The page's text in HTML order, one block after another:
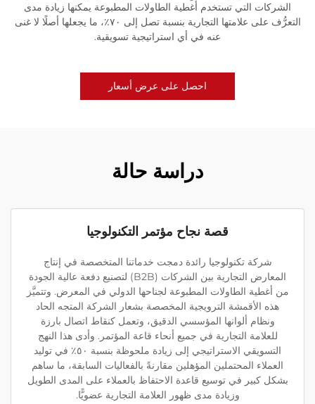
الشركات التي تستخدم أغطية الطاولات المطبوعة يمكنها زيادة مدى
التعرُّف على علامتها التجارية بنسبة تصل إلى ٧٠٪، ما يجعلها أصلًا لا غنى
عنه في أي استراتيجية تسويقية.
احصل على عرض أسعار
دراسة حالة
قصة نجاح مؤتمر التكنولوجيا
شركة تكنولوجيا رائدة دمجت خدماتنا المتخصصة في إنتاج
المعارض التجارية بين الشركات (B2B) لتصنيع دفعة عالية الجودة
من أغطية الطاولات المطبوعة لجناحها الدولي في المعرض. وتتميَّز
هذه الأقمشة الترويجية المخصصة بشعار الشركة المتجه الحاد
ونظام ألوانها المؤسسي الدقيق، وتعمل كنقاط اتصال بارزة
للعلامة التجارية في جميع أنحاء قاعة المؤتمر. وأدى هذا النهج
التسويقي الاستراتيجي إلى زيادة ملحوظة بنسبة ٥٠٪ في توليد
العملاء المحتملين المؤهلين مقارنةً بالفعاليات السابقة، ما ساهم
بشكل كبير في توسيع قاعدة الاحتفاظ بالعملاء على المدى الطويل
وزيادة مدى ظهور العلامة التجارية عضويًّا.